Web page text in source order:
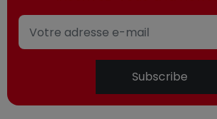
Subscribe